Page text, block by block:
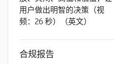
用户做出明智的决策（视
频：26 秒）（英文）
合规报告